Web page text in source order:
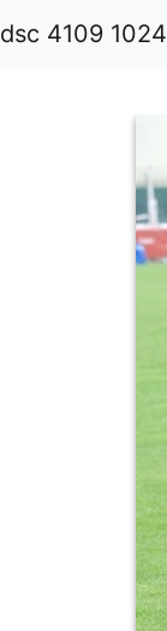
dsc 4109 1024